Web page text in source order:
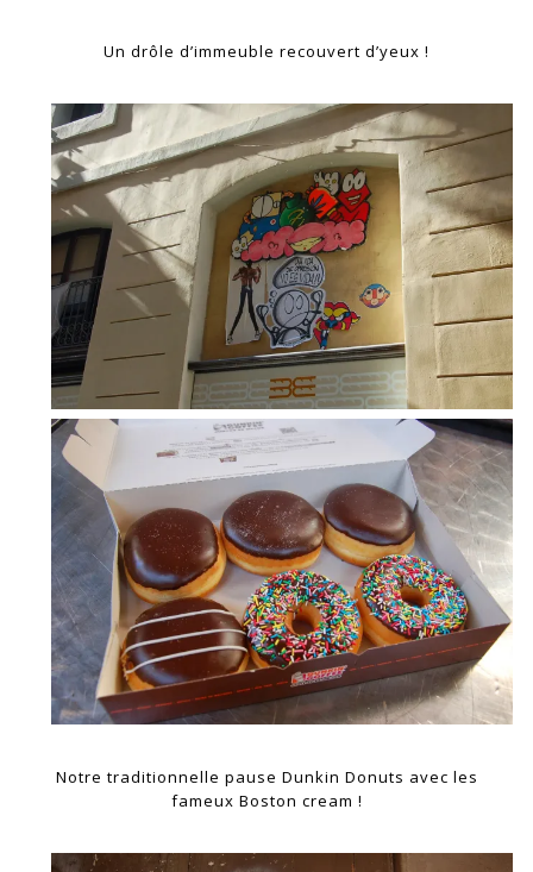
Un drôle d’immeuble recouvert d’yeux !
Notre traditionnelle pause Dunkin Donuts avec les
fameux Boston cream !